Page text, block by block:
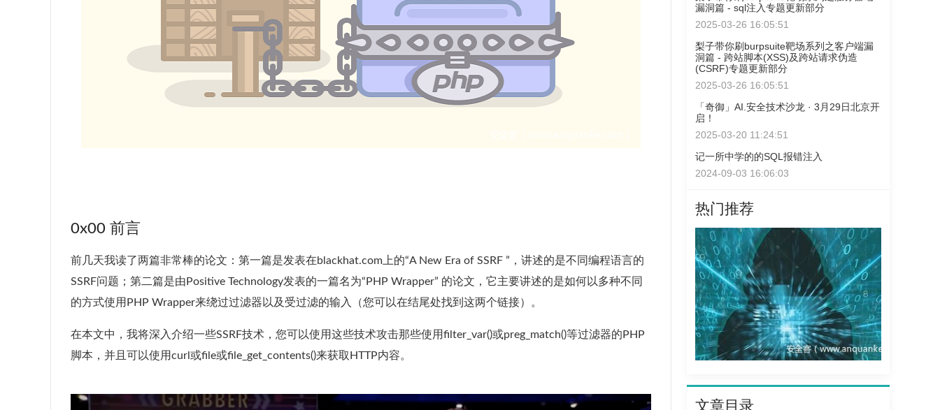
0x00 前言
前几天我读了两篇非常棒的论文：第一篇是发表在blackhat.com上的“A New Era of SSRF ”，讲述的是不同编程语言的
SSRF问题；第二篇是由Positive Technology发表的一篇名为“PHP Wrapper” 的论文，它主要讲述的是如何以多种不同
的方式使用PHP Wrapper来绕过过滤器以及受过滤的输入（您可以在结尾处找到这两个链接）。
在本文中，我将深入介绍一些SSRF技术，您可以使用这些技术攻击那些使用filter_var()或preg_match()等过滤器的PHP
脚本，并且可以使用curl或file或file_get_contents()来获取HTTP内容。
漏洞篇 - sql注入专题更新部分
2025-03-26 16:05:51
梨子带你刷burpsuite靶场系列之客户端漏
洞篇 - 跨站脚本(XSS)及跨站请求伪造
(CSRF)专题更新部分
2025-03-26 16:05:51
「奇御」AI.安全技术沙龙 · 3月29日北京开
启！
2025-03-20 11:24:51
记一所中学的的SQL报错注入
2024-09-03 16:06:03
热门推荐
文章目录